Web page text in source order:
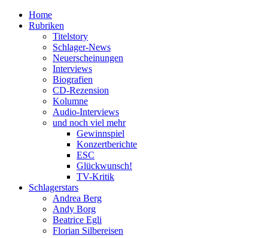
Home
Rubriken
Titelstory
Schlager-News
Neuerscheinungen
Interviews
Biografien
CD-Rezension
Kolumne
Audio-Interviews
und noch viel mehr
Gewinnspiel
Konzertberichte
ESC
Glückwunsch!
TV-Kritik
Schlagerstars
Andrea Berg
Andy Borg
Beatrice Egli
Florian Silbereisen